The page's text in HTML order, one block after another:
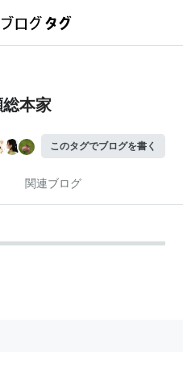
本家
このタグでブログを書く
関連ブログ